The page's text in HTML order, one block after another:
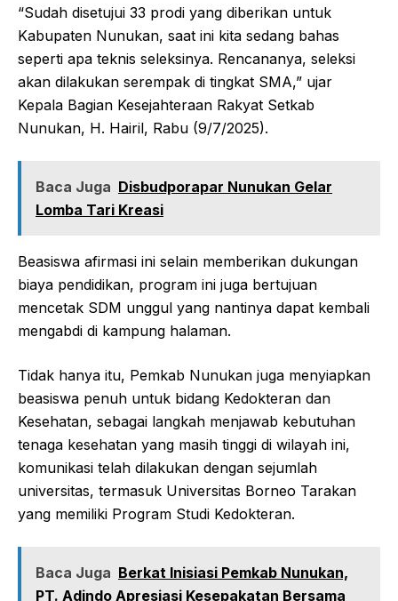
“Sudah disetujui 33 prodi yang diberikan untuk
Kabupaten Nunukan, saat ini kita sedang bahas
seperti apa teknis seleksinya. Rencananya, seleksi
akan dilakukan serempak di tingkat SMA,” ujar
Kepala Bagian Kesejahteraan Rakyat Setkab
Nunukan, H. Hairil, Rabu (9/7/2025).
Baca Juga Disbudporapar Nunukan Gelar
Lomba Tari Kreasi
Beasiswa afirmasi ini selain memberikan dukungan
biaya pendidikan, program ini juga bertujuan
mencetak SDM unggul yang nantinya dapat kembali
mengabdi di kampung halaman.
Tidak hanya itu, Pemkab Nunukan juga menyiapkan
beasiswa penuh untuk bidang Kedokteran dan
Kesehatan, sebagai langkah menjawab kebutuhan
tenaga kesehatan yang masih tinggi di wilayah ini,
komunikasi telah dilakukan dengan sejumlah
universitas, termasuk Universitas Borneo Tarakan
yang memiliki Program Studi Kedokteran.
Baca Juga Berkat Inisiasi Pemkab Nunukan,
PT. Adindo Apresiasi Kesepakatan Bersama